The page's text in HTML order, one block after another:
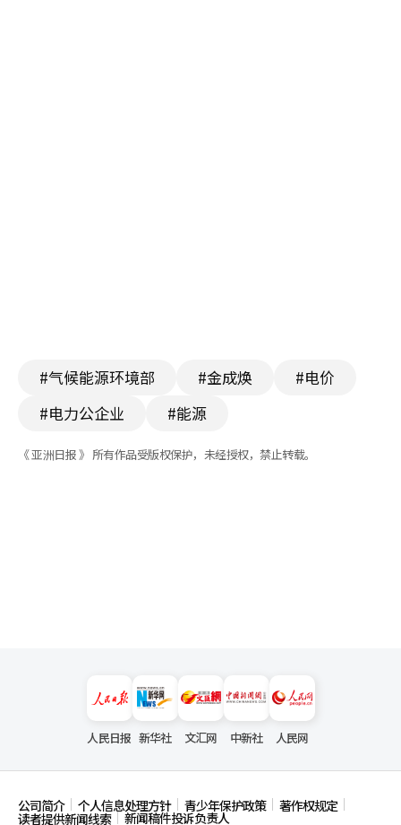
#气候能源环境部 #金成焕
#电价
#电力公企业
#能源
《 亚洲日报 》 所有作品受版权保护，未经授权，禁止转载。
人民日报 新华社 文汇网 中新社 人民网
公司简介 个人信息处理方针 青少年保护政策 著作权规定
读者提供新闻线索 新闻稿件投诉负责人